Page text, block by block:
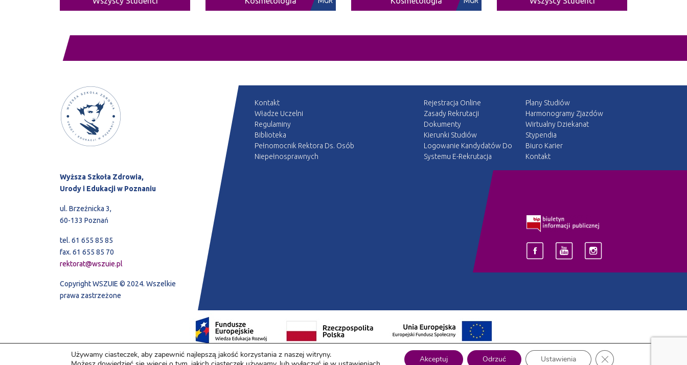
Wyższa Szkoła Zdrowia,
Urody i Edukacji w Poznaniu
ul. Brzeźnicka 3,
60-133 Poznań
tel. 61 655 85 85
fax. 61 655 85 70
rektorat@wszuie.pl
Copyright WSZUIE © 2024. Wszelkie
prawa zastrzeżone
Kontakt
Władze Uczelni
Regulaminy
Biblioteka
Pełnomocnik Rektora Ds. Osób
Niepełnosprawnych
Rejestracja Online
Zasady Rekrutacji
Dokumenty
Kierunki Studiów
Logowanie Kandydatów Do
Systemu E-Rekrutacja
Plany Studiów
Harmonogramy Zjazdów
Wirtualny Dziekanat
Stypendia
Biuro Karier
Kontakt
Używamy ciasteczek, aby zapewnić najlepszą jakość korzystania z naszej witryny.
Akceptuj Odrzuć Ustawienia Zamknij panel